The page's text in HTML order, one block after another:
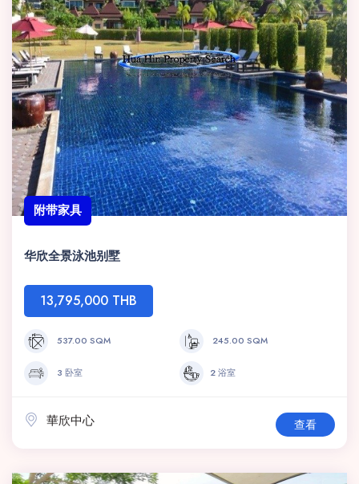
附带家具
华欣全景泳池别墅
13,795,000 THB
537.00 SQM 245.00 SQM
3 卧室 2 浴室
華欣中心 查看